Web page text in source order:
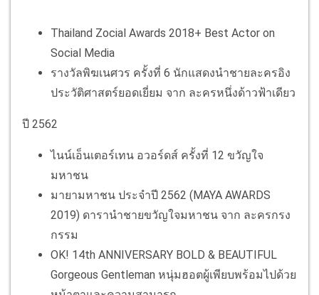
Thailand Zocial Awards 2018+ Best Actor on
Social Media
รางวัลพิฆเนศวร ครั้งที่ 6 นักแสดงนำชายละครอิง
ประวัติศาสตร์ยอดเยี่ยม จาก ละครหนึ่งด้าวฟ้าเดียว
ปี 2562
ไนน์เอ็นเตอร์เทน อวอร์ดส์ ครั้งที่ 12 ขวัญใจ
มหาชน
มายามหาชน ประจำปี 2562 (MAYA AWARDS
2019) ดารานำชายขวัญใจมหาชน จาก ละครกรง
กรรม
OK! 14th ANNIVERSARY BOLD & BEAUTIFUL
Gorgeous Gentleman หนุ่มฮอตผู้เพียบพร้อมไปด้วย